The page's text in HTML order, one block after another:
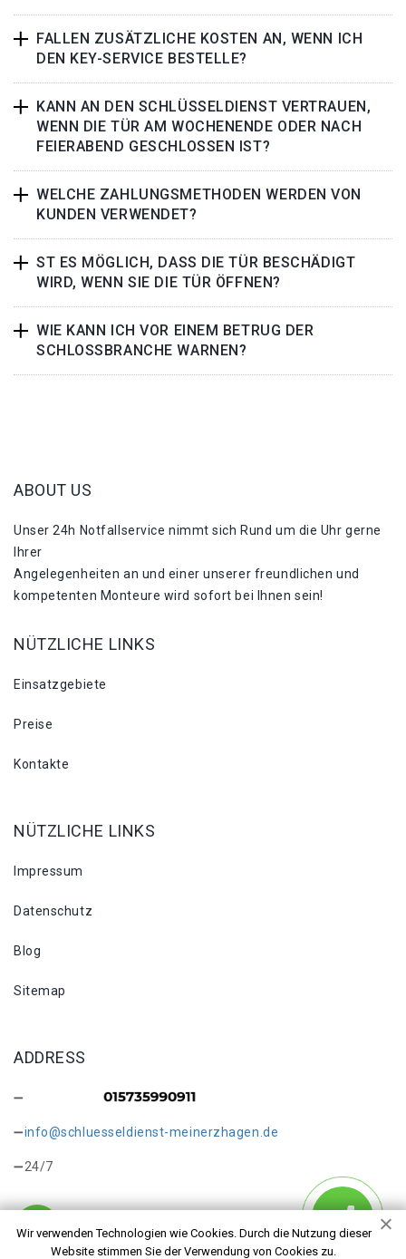
FALLEN ZUSÄTZLICHE KOSTEN AN, WENN ICH
DEN KEY-SERVICE BESTELLE?
KANN AN DEN SCHLÜSSELDIENST VERTRAUEN,
WENN DIE TÜR AM WOCHENENDE ODER NACH
FEIERABEND GESCHLOSSEN IST?
WELCHE ZAHLUNGSMETHODEN WERDEN VON
KUNDEN VERWENDET?
ST ES MÖGLICH, DASS DIE TÜR BESCHÄDIGT
WIRD, WENN SIE DIE TÜR ÖFFNEN?
WIE KANN ICH VOR EINEM BETRUG DER
SCHLOSSBRANCHE WARNEN?
Wir verwenden Technologien wie Cookies. Durch die Nutzung dieser
Website stimmen Sie der Verwendung von Cookies zu.
ABOUT US
Unser 24h Notfallservice nimmt sich Rund um die Uhr gerne
Ihrer
Angelegenheiten an und einer unserer freundlichen und
kompetenten Monteure wird sofort bei Ihnen sein!
NÜTZLICHE LINKS
Einsatzgebiete
Preise
Kontakte
NÜTZLICHE LINKS
Impressum
Datenschutz
Blog
Sitemap
ADDRESS
info@schluesseldienst-meinerzhagen.de
24/7